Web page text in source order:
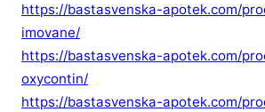
https://bastasvenska-apotek.com/
imovane/
https://bastasvenska-apotek.com/
oxycontin/
https://bastasvenska-apotek.com/